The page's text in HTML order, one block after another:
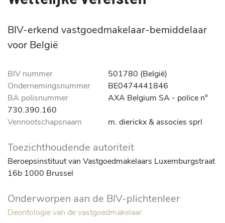
BIV-erkend vastgoedmakelaar-bemiddelaar
voor België
BIV nummer
501780 (België)
Ondernemingsnummer
BE0474441846
BA polisnummer
AXA Belgium SA - police n°
730.390.160
Vennootschapsnaam
m. dierickx & associes sprl
Toezichthoudende autoriteit
Beroepsinstituut van Vastgoedmakelaars Luxemburgstraat
16b 1000 Brussel
Onderworpen aan de BIV-plichtenleer
Deontologie van de vastgoedmakelaar